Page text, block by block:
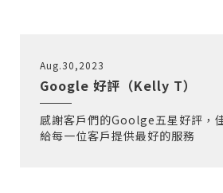
Aug.30,2023
Google 好評（Kelly T）
感謝客戶們的Goolge五星好評，
給每一位客戶提供最好的服務